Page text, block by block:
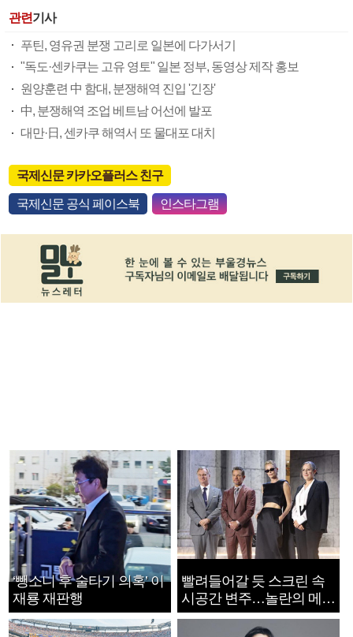
관련기사
푸틴, 영유권 분쟁 고리로 일본에 다가서기
"독도·센카쿠는 고유 영토" 일본 정부, 동영상 제작 홍보
원양훈련 中 함대, 분쟁해역 진입 '긴장'
中, 분쟁해역 조업 베트남 어선에 발포
대만·日, 센카쿠 해역서 또 물대포 대치
국제신문 카카오플러스 친구
국제신문 공식 페이스북 인스타그램
‘뺑소니 후 술타기 의혹’ 이
재룡 재판행
빨려들어갈 듯 스크린 속
시공간 변주…놀란의 메시
지는 ‘전쟁 속죄’